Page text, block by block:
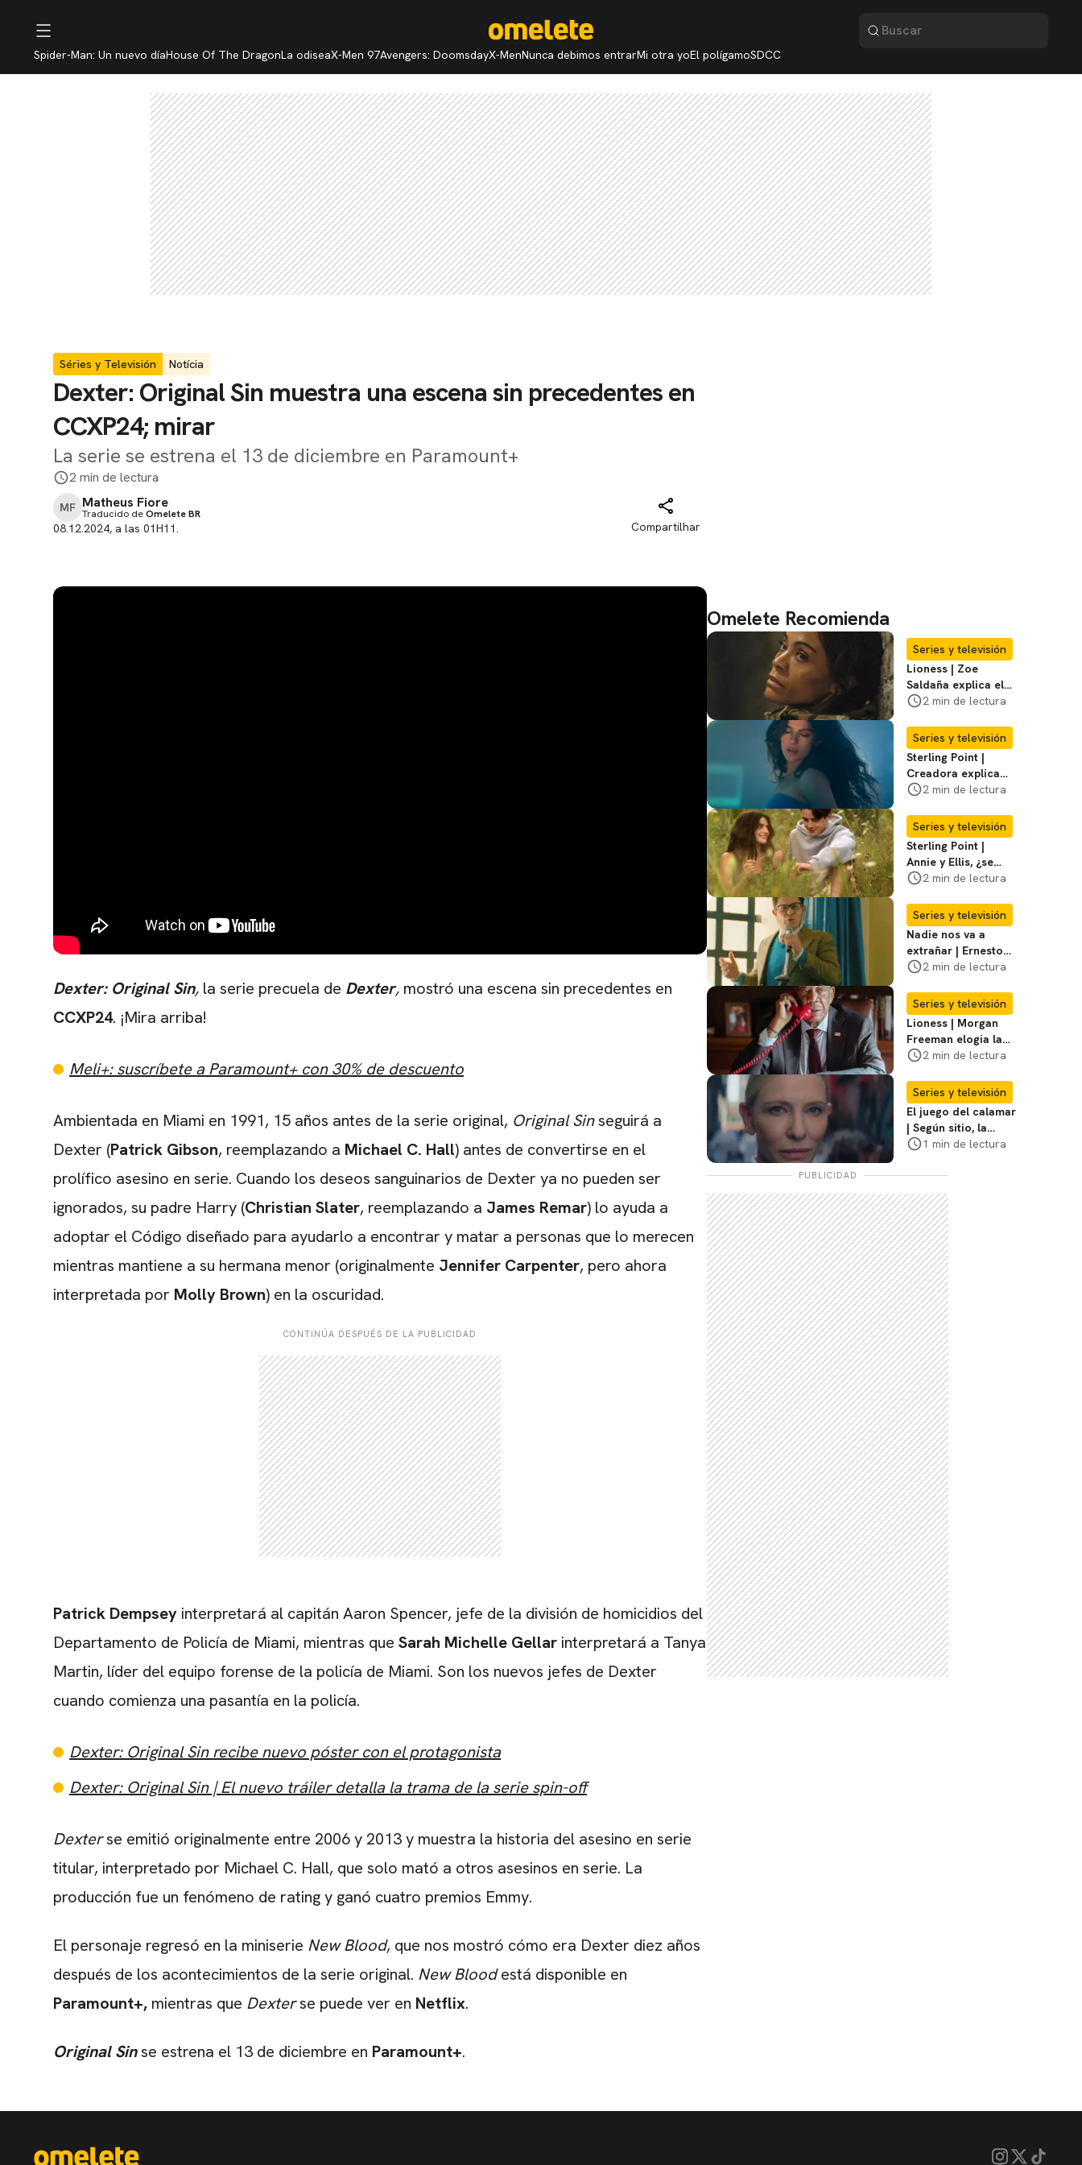
Spider-Man: Un nuevo díaHouse Of The DragonLa odiseaX-Men 97Avengers: DoomsdayX-MenNunca debimos entrarMi otra yoEl polígamoSDCC
Séries y Televisión Notícia
Dexter: Original Sin muestra una escena sin precedentes en
CCXP24; mirar
La serie se estrena el 13 de diciembre en Paramount+
2 min de lectura
MF Matheus Fiore
Traducido deOmelete BR
08.12.2024, a las 01H11. Compartilhar
Dexter: Original Sin, la serie precuela de Dexter, mostró una escena sin precedentes en
CCXP24. ¡Mira arriba!
Meli+: suscríbete a Paramount+ con 30% de descuento
Ambientada en Miami en 1991, 15 años antes de la serie original, Original Sinseguirá a
Dexter (Patrick Gibson, reemplazando a Michael C. Hall) antes de convertirse en el
prolífico asesino en serie. Cuando los deseos sanguinarios de Dexter ya no pueden ser
ignorados, su padre Harry (Christian Slater, reemplazando a James Remar) lo ayuda a
adoptar el Código diseñado para ayudarlo a encontrar y matar a personas que lo merecen
mientras mantiene a su hermana menor (originalmente Jennifer Carpenter, pero ahora
interpretada por Molly Brown) en la oscuridad.
CONTINÚA DESPUÉS DE LA PUBLICIDAD
Patrick Dempsey interpretará al capitán Aaron Spencer, jefe de la división de homicidios del
Departamento de Policía de Miami, mientras que Sarah Michelle Gellar interpretará a Tanya
Martin, líder del equipo forense de la policía de Miami. Son los nuevos jefes de Dexter
cuando comienza una pasantía en la policía.
Dexter: Original Sin recibe nuevo póster con el protagonista
Dexter: Original Sin | El nuevo tráiler detalla la trama de la serie spin-off
Dexterse emitió originalmente entre 2006 y 2013 y muestra la historia del asesino en serie
titular, interpretado por Michael C. Hall, que solo mató a otros asesinos en serie. La
producción fue un fenómeno de rating y ganó cuatro premios Emmy.
El personaje regresó en la miniserie New Blood, que nos mostró cómo era Dexter diez años
después de los acontecimientos de la serie original. New Bloodestá disponible en
Paramount+, mientras que Dexterse puede ver en Netflix.
Original Sinse estrena el 13 de diciembre en Paramount+.
Omelete Recomienda
Series y televisión
Lioness | Zoe
Saldaña explica el
violento secuestro
temporada 3
2 min de lectura
Series y televisión
Sterling Point |
Creadora explica
momentos clave del
2 min de lectura
Series y televisión
Sterling Point |
Annie y Ellis, ¿se
quedan juntos o
2 min de lectura
Series y televisión
Nadie nos va a
extrañar | Ernesto
Laguardia habla
2
2 min de lectura
Series y televisión
Lioness | Morgan
Freeman elogia la
escritura de Taylor
coraje"
2 min de lectura
Series y televisión
El juego del calamar
| Según sitio, la
versión de David
debería suceder
1 min de lectura
PUBLICIDAD
CARREGANDO PUBLICIDADE